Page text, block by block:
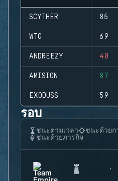
SCYTHER 85
WTG 69
ANDREEZY 40
AMISION 87
EXODUSS 59
รอบ
ชนะตามเวลา
ชนะด้วยก
ชนะด้วยภารกิจ